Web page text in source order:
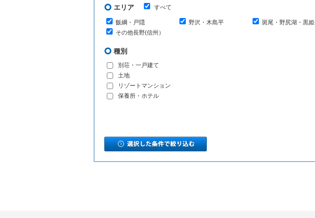
エリア すべて
飯綱・戸隠 野沢・木島平 斑尾・野尻湖・黒姫
その他長野(信州）
種別
別荘・一戸建て
土地
リゾートマンション
保養所・ホテル